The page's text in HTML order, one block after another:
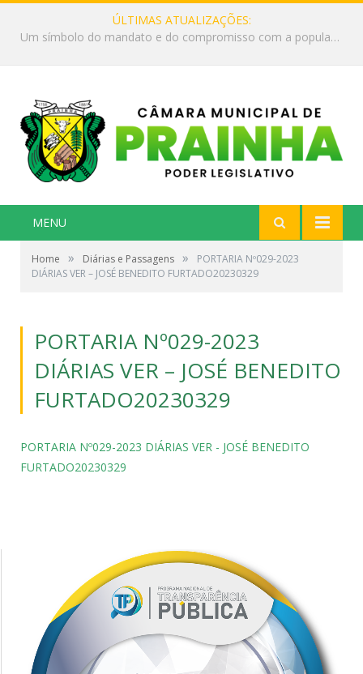
ÚLTIMAS ATUALIZAÇÕES:
Audiência Pública para debater os descontos indevidos em aposentadorias e benefícios pagos pela Previdência Social aos cidadãos do município.
MENU
Home » Diárias e Passagens »
PORTARIA Nº029-2023
DIÁRIAS VER – JOSÉ BENEDITO FURTADO20230329
PORTARIA Nº029-2023
DIÁRIAS VER – JOSÉ BENEDITO
FURTADO20230329
PORTARIA Nº029-2023 DIÁRIAS VER - JOSÉ BENEDITO
FURTADO20230329